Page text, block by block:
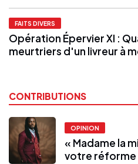
FAITS DIVERS
Opération Épervier XI :
meurtriers d'un livreur à
CONTRIBUTIONS
OPINION
« Madame la
votre réforme